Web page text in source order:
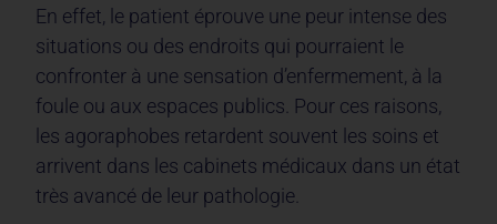
En effet, le patient éprouve une peur intense des
situations ou des endroits qui pourraient le
confronter à une sensation d’enfermement, à la
foule ou aux espaces publics. Pour ces raisons,
les agoraphobes retardent souvent les soins et
arrivent dans les cabinets médicaux dans un état
très avancé de leur pathologie.